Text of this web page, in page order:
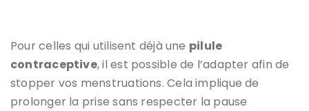
Pour celles qui utilisent déjà une pilule
contraceptive, il est possible de l’adapter afin de
stopper vos menstruations. Cela implique de
prolonger la prise sans respecter la pause